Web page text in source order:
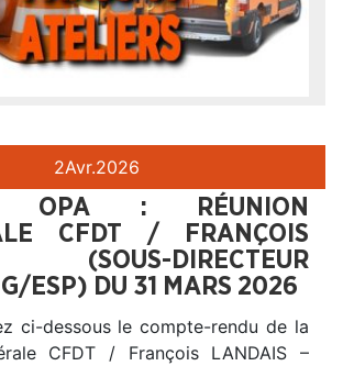
2Avr.2026
OPA : RÉUNION
CFDT / FRANÇOIS
(SOUS-DIRECTEUR
ESP) DU 31 MARS 2026
ci-dessous le compte-rendu de la
CFDT / François LANDAIS –